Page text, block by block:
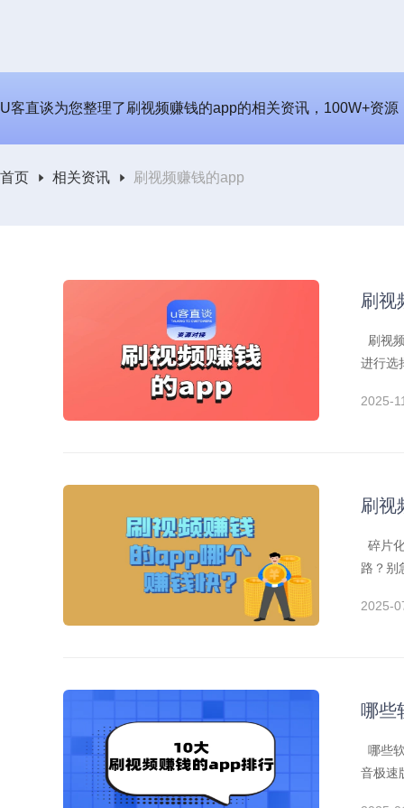
U客直谈为您整理了刷视频赚钱的app的相关资讯，100W+资
首页 相关资讯 刷视频赚钱的app
刷视
刷视
进行选
2025-
刷视
碎片
路？别
到账。
视频和
掌握
成高收
2025-
哪些
哪些
音极速